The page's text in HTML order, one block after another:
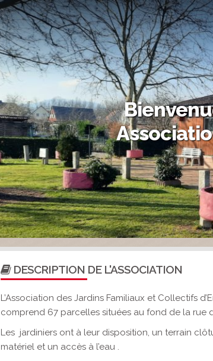
DESCRIPTION DE L'ASSOCIATION
L’Association des Jardins Familiaux et Collectifs
comprend 67 parcelles situées au fond de la rue
Les jardiniers ont à leur disposition, un terrain
matériel et un accès à l’eau .